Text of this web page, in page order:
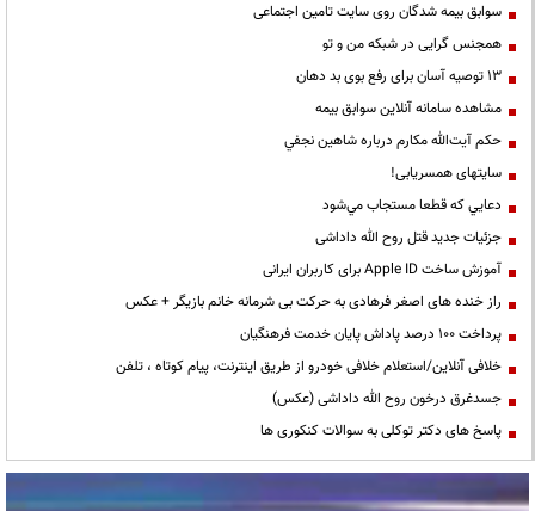
سوابق بیمه شدگان روی سایت تامین اجتماعی
همجنس گرایی در شبکه من و تو
13 توصیه آسان برای رفع بوی بد دهان
مشاهده سامانه آنلاين سوابق بیمه
حكم آيت‌الله مكارم درباره شاهين نجفي
سایتهای همسریابی!
دعايي كه قطعا مستجاب مي‌شود
جزئیات جدید قتل روح الله داداشی
آموزش ساخت Apple ID برای کاربران ایرانی
راز خنده های اصغر فرهادی به حرکت بی شرمانه خانم بازیگر + عکس
پرداخت ۱۰۰ درصد پاداش پایان خدمت فرهنگیان
خلافی آنلاین/استعلام خلافی خودرو از طریق اینترنت، پیام کوتاه ، تلفن
جسدغرق درخون روح الله داداشی (عکس)
پاسخ های دکتر توکلی به سوالات کنکوری ها